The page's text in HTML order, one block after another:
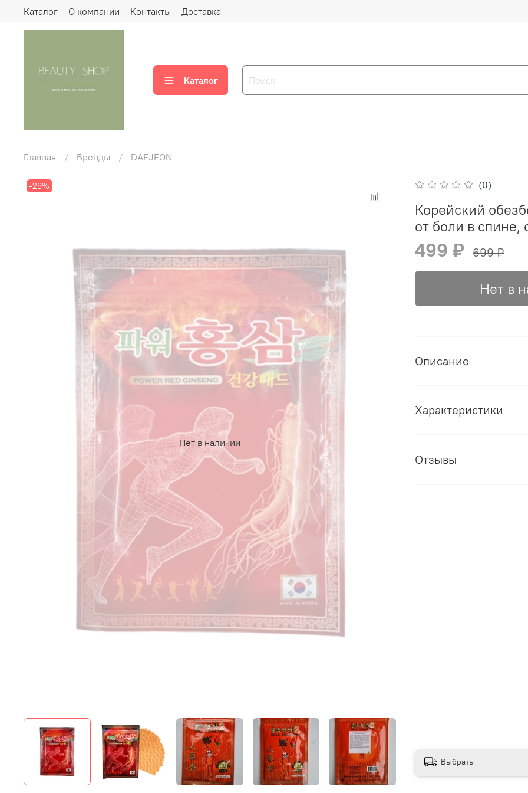
Каталог О компании Контакты Доставка
Каталог
Главная Бренды DAEJEON
Нет в наличии
-29% (0)
Корейский
от боли в
499 ₽ 699 ₽
Нет в
Описание
Характеристики
Отзывы
Выбрать